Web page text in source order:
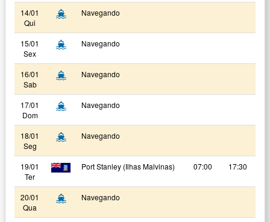
14/01
Qui
Navegando
15/01
Sex
Navegando
16/01
Sab
Navegando
17/01
Dom
Navegando
18/01
Seg
Navegando
19/01
Ter
Port Stanley (Ilhas Malvinas) 07:00 17:30
20/01
Qua
Navegando